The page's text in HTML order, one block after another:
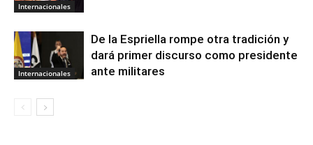
Internacionales
Internacionales
De la Espriella rompe otra tradición y
dará primer discurso como presidente
ante militares